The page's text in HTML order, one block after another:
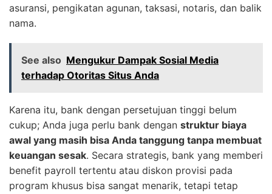
asuransi, pengikatan agunan, taksasi, notaris, dan balik
nama.
See also Mengukur Dampak Sosial Media
terhadap Otoritas Situs Anda
Karena itu, bank dengan persetujuan tinggi belum
cukup; Anda juga perlu bank dengan struktur biaya
awal yang masih bisa Anda tanggung tanpa membuat
keuangan sesak. Secara strategis, bank yang memberi
benefit payroll tertentu atau diskon provisi pada
program khusus bisa sangat menarik, tetapi tetap